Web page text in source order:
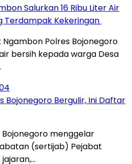
Salurkan 16 Ribu Liter Air
Terdampak Kekeringan
Ngambon Polres Bojonegoro
bersih kepada warga Desa
Bojonegoro Bergulir, Ini Daftar
Bojonegoro menggelar
(sertijab) Pejabat